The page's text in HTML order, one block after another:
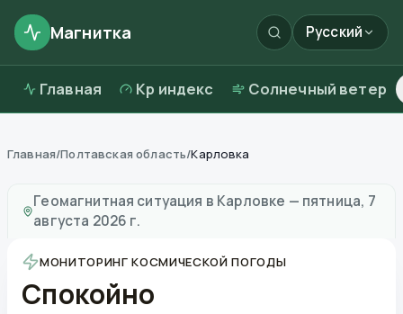
Магнитка Русский
Главная Kp индекс Солнечный ветер
Главная/Полтавская область/Карловка
Геомагнитная ситуация в Карловке — пятница, 7
августа 2026 г.
МОНИТОРИНГ КОСМИЧЕСКОЙ ПОГОДЫ
Спокойно